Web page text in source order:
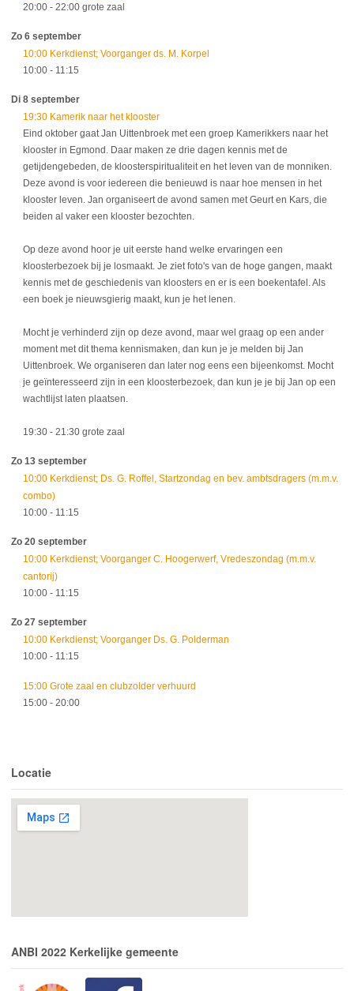
20:00 - 22:00 grote zaal
Zo 6 september
10:00 Kerkdienst; Voorganger ds. M. Korpel
10:00 - 11:15
Di 8 september
19:30 Kamerik naar het klooster
Eind oktober gaat Jan Uittenbroek met een groep Kamerikkers naar het
klooster in Egmond. Daar maken ze drie dagen kennis met de
getijdengebeden, de kloosterspiritualiteit en het leven van de monniken.
Deze avond is voor iedereen die benieuwd is naar hoe mensen in het
klooster leven. Jan organiseert de avond samen met Geurt en Kars, die
beiden al vaker een klooster bezochten.
Op deze avond hoor je uit eerste hand welke ervaringen een
kloosterbezoek bij je losmaakt. Je ziet foto's van de hoge gangen, maakt
kennis met de geschiedenis van kloosters en er is een boekentafel. Als
een boek je nieuwsgierig maakt, kun je het lenen.
Mocht je verhinderd zijn op deze avond, maar wel graag op een ander
moment met dit thema kennismaken, dan kun je je melden bij Jan
Uittenbroek. We organiseren dan later nog eens een bijeenkomst. Mocht
je geïnteresseerd zijn in een kloosterbezoek, dan kun je je bij Jan op een
wachtlijst laten plaatsen.
19:30 - 21:30 grote zaal
Zo 13 september
10:00 Kerkdienst; Ds. G. Roffel, Startzondag en bev. ambtsdragers (m.m.v.
combo)
10:00 - 11:15
Zo 20 september
10:00 Kerkdienst; Voorganger C. Hoogerwerf, Vredeszondag (m.m.v.
cantorij)
10:00 - 11:15
Zo 27 september
10:00 Kerkdienst; Voorganger Ds. G. Polderman
10:00 - 11:15
15:00 Grote zaal en clubzolder verhuurd
15:00 - 20:00
Locatie
ANBI 2022 Kerkelijke gemeente